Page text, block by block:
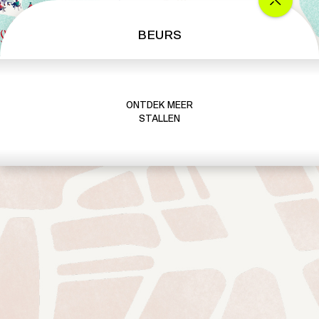
BEURS
ONTDEK MEER
STALLEN
s